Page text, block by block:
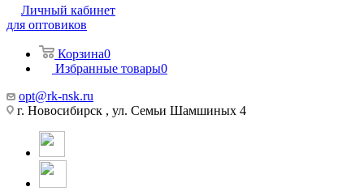
Личный кабинет
для оптовиков
Корзина0
Избранные товары0
opt@rk-nsk.ru
г. Новосибирск , ул. Семьи Шамшиных 4